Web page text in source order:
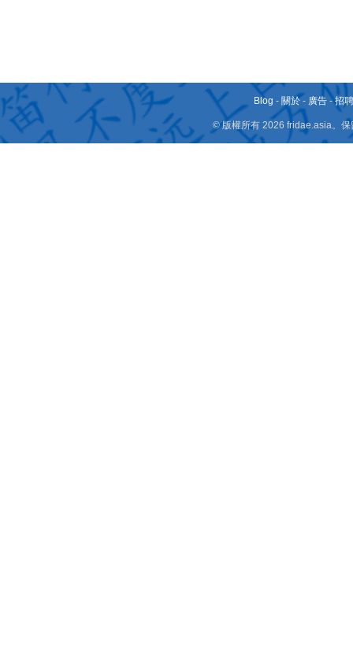
Blog - 關於 - 廣告 -招
© 版權所有 2026 fridae.asia。